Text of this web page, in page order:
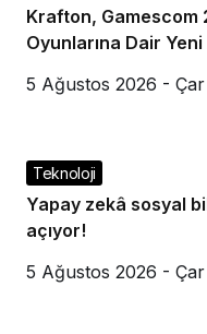
Krafton, Gamescom
Oyunlarına Dair Yeni
5 Ağustos 2026 - Çar
Teknoloji
Yapay zekâ sosyal
açıyor!
5 Ağustos 2026 - Çar